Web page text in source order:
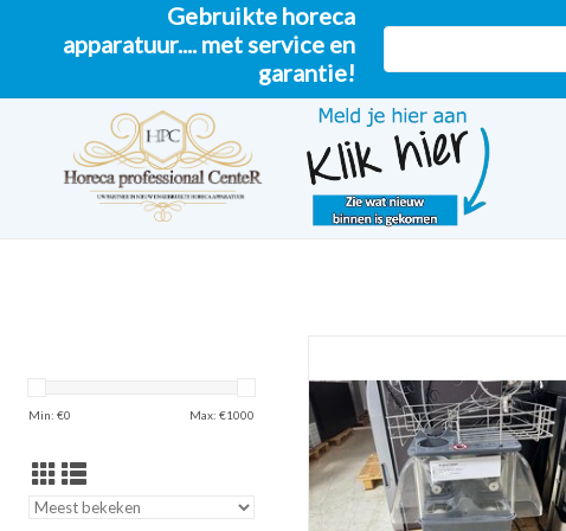
Gebruikte horeca
apparatuur.... met service en
garantie!
Min: €0 Max: €1000
TOEVOEGEN AAN WINKELWAGEN